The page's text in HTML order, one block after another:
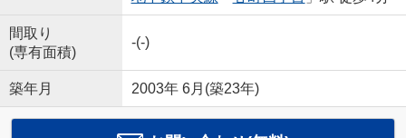
間取り
(専有面積)
-(-)
築年月 2003年 6月(築23年)